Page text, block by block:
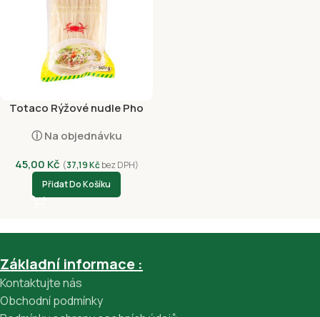
Totaco Rýžové nudle Pho
ⓘ Na objednávku
45,00 Kč (37,19Kčbez DPH)
Přidat Do Košíku
Základní informace :
Kontaktujte nás
Obchodní podmínky